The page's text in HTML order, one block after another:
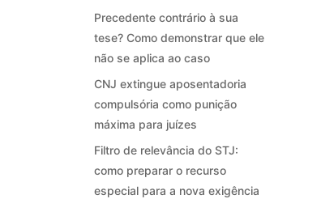
Precedente contrário à sua
tese? Como demonstrar que ele
não se aplica ao caso
CNJ extingue aposentadoria
compulsória como punição
máxima para juízes
Filtro de relevância do STJ:
como preparar o recurso
especial para a nova exigência